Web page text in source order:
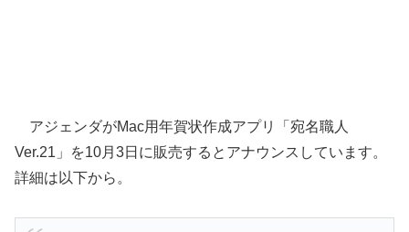
アジェンダがMac用年賀状作成アプリ「宛名職人
Ver.21」を10月3日に販売するとアナウンスしています。
詳細は以下から。